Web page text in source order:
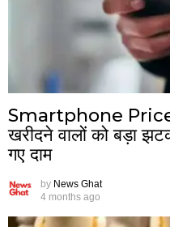
Smartphone Price
खरीदने वालों को बड़ा
गए दाम
by News Ghat
4 months ago